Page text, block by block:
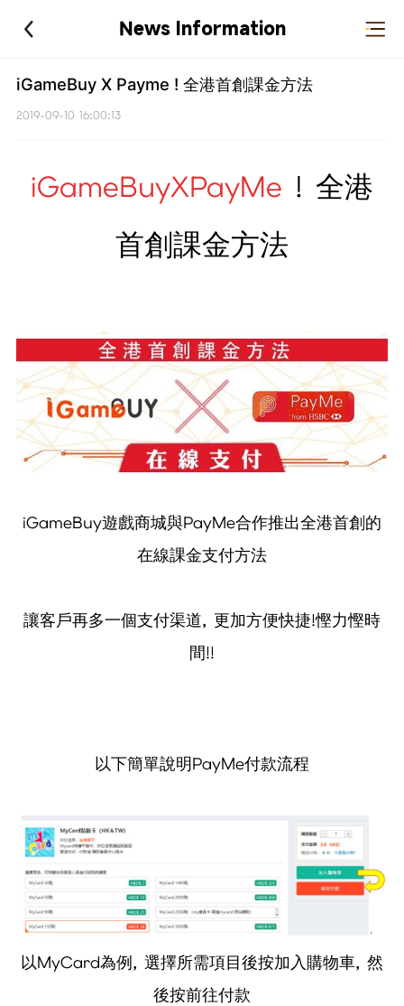
News Information
iGameBuy X Payme ! 全港首創課金方法
2019-09-10 16:00:13
iGameBuyXPayMe ! 全港
首創課金方法
iGameBuy遊戲商城與PayMe合作推出全港首創的
在線課金支付方法
讓客戶再多一個支付渠道, 更加方便快捷!慳力慳時
間!!
以下簡單說明PayMe付款流程
以MyCard為例, 選擇所需項目後按加入購物車, 然
後按前往付款